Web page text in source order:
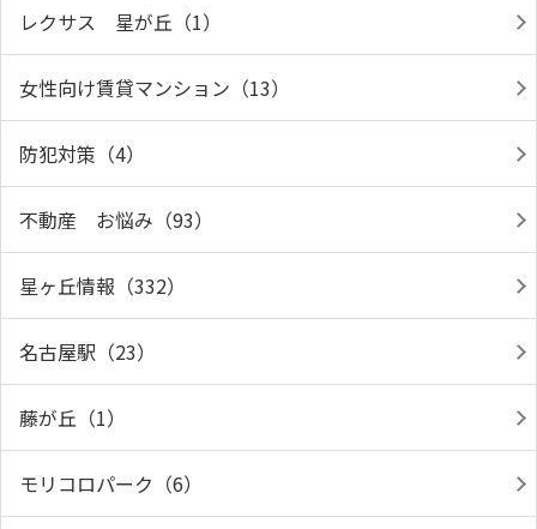
レクサス 星が丘（1）
女性向け賃貸マンション（13）
防犯対策（4）
不動産 お悩み（93）
星ヶ丘情報（332）
名古屋駅（23）
藤が丘（1）
モリコロパーク（6）